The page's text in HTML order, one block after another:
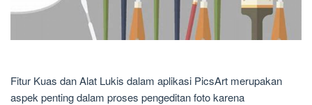
Fitur Kuas dan Alat Lukis dalam aplikasi PicsArt merupakan
aspek penting dalam proses pengeditan foto karena